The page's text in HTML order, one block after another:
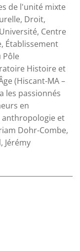
de l'unité mixte
Droit,
Centre
Établissement
Pôle
Histoire et
(Hiscant-MA –
les passionnés
en
anthropologie et
Dohr-Combe,
Jérémy